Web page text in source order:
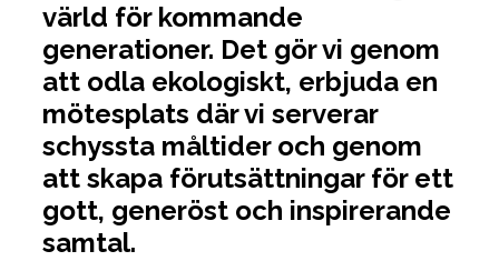
värld för kommande
generationer. Det gör vi genom
att odla ekologiskt, erbjuda en
mötesplats där vi serverar
schyssta måltider och genom
att skapa förutsättningar för ett
gott, generöst och inspirerande
samtal.